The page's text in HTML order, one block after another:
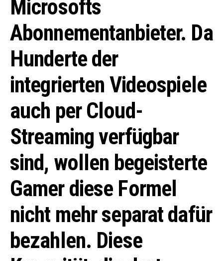
Microsofts
Abonnementanbieter. Da
Hunderte der
integrierten Videospiele
auch per Cloud-
Streaming verfügbar
sind, wollen begeisterte
Gamer diese Formel
nicht mehr separat dafür
bezahlen. Diese